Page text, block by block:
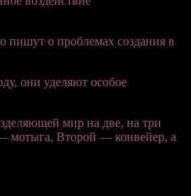
о проблемах создания в
они уделяют особое
мир на две, на три
мотыга, Второй — конвейер, а